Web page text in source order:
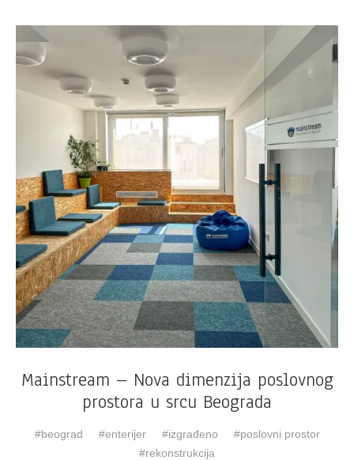
Mainstream – Nova dimenzija poslovnog
prostora u srcu Beograda
beograd enterijer izgrađeno
poslovni prostor
rekonstrukcija